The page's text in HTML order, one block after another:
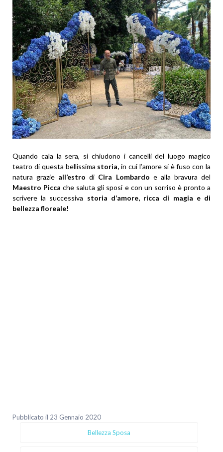
Quando cala la sera, si chiudono i cancelli del luogo magico
teatro di questa bellissima storia, in cui l’amore si è fuso con la
natura grazie all’estro di Cira Lombardo e alla bravura del
Maestro Picca che saluta gli sposi e con un sorriso è pronto a
scrivere la successiva storia d’amore, ricca di magia e di
bellezza floreale!
Pubblicato il 23 Gennaio 2020
Bellezza Sposa